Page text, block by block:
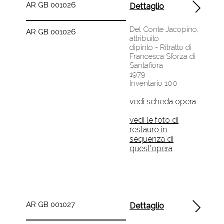
AR GB 001026
AR GB 001026
Dettaglio
Del Conte Jacopino,
attribuito
dipinto - Ritratto di
Francesca Sforza di
Santafiora
1979
Inventario 100
vedi scheda opera
vedi le foto di
restauro in
sequenza di
quest'opera
AR GB 001027 Dettaglio